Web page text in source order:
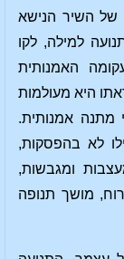
השיר הנישא
למילה, לקו
האמנותית
היא מעולמות
מתנה אמנותית.
לא בהפסקות,
ומגבשות,
מושך תנופה